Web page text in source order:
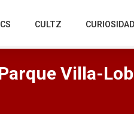
CULTZ
Villa-